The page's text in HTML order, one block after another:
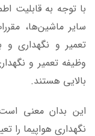
با توجه به قابلیت
سایر ماشین‌ها،
تعمیر و نگهداری و
وظیفه تعمیر و
بالایی هستند.
این بدان معنی است
نگهداری هواپیما را